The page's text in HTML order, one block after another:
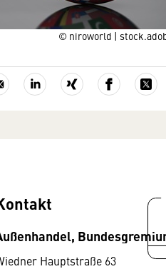
© niroworld |
Hauptstraße 63